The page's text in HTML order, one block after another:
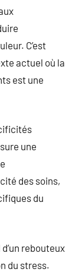
C’est
actuel où la
est une
une
des soins,
du
rebouteux
du stress.